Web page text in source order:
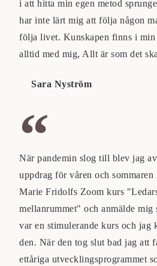
i att hitta min egen metod
har inte lärt mig att följa någon
följa livet. Kunskapen finns i min
alltid med mig, Allt är som det
Sara Nyström
När pandemin slog till blev jag
uppdrag för våren och sommaren
Marie Fridolfs Zoom kurs
mellanrummet" och anmälde
var en stimulerande kurs och jag
den. När den tog slut bad jag att
ettåriga utvecklingsprogrammet